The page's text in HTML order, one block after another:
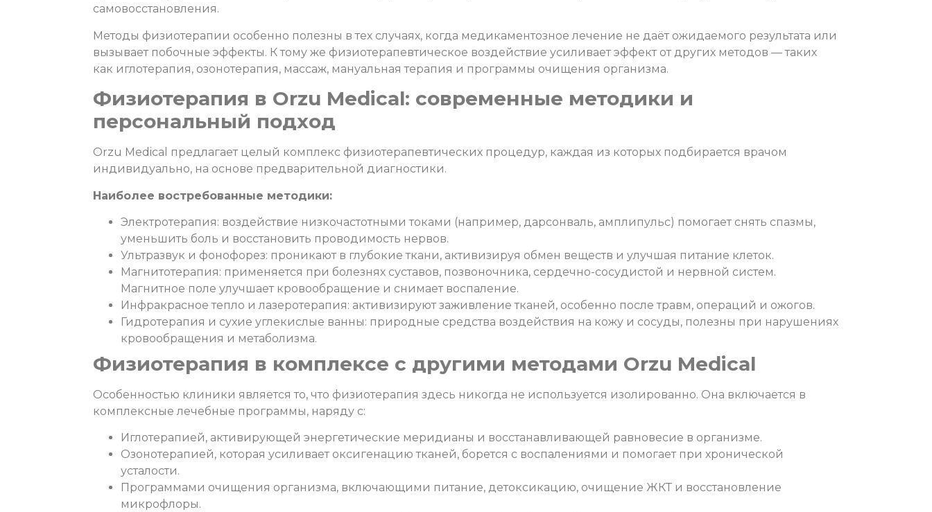
самовосстановления.
Методы физиотерапии особенно полезны в тех случаях, когда медикаментозное лечение не даёт ожидаемого результата или
вызывает побочные эффекты. К тому же физиотерапевтическое воздействие усиливает эффект от других методов — таких
как иглотерапия, озонотерапия, массаж, мануальная терапия и программы очищения организма.
Физиотерапия в Orzu Medical: современные методики и
персональный подход
Orzu Medical предлагает целый комплекс физиотерапевтических процедур, каждая из которых подбирается врачом
индивидуально, на основе предварительной диагностики.
Наиболее востребованные методики:
Электротерапия: воздействие низкочастотными токами (например, дарсонваль, амплипульс) помогает снять спазмы,
уменьшить боль и восстановить проводимость нервов.
Ультразвук и фонофорез: проникают в глубокие ткани, активизируя обмен веществ и улучшая питание клеток.
Магнитотерапия: применяется при болезнях суставов, позвоночника, сердечно-сосудистой и нервной систем.
Магнитное поле улучшает кровообращение и снимает воспаление.
Инфракрасное тепло и лазеротерапия: активизируют заживление тканей, особенно после травм, операций и ожогов.
Гидротерапия и сухие углекислые ванны: природные средства воздействия на кожу и сосуды, полезны при нарушениях
кровообращения и метаболизма.
Физиотерапия в комплексе с другими методами Orzu Medical
Особенностью клиники является то, что физиотерапия здесь никогда не используется изолированно. Она включается в
комплексные лечебные программы, наряду с:
Иглотерапией, активирующей энергетические меридианы и восстанавливающей равновесие в организме.
Озонотерапией, которая усиливает оксигенацию тканей, борется с воспалениями и помогает при хронической
усталости.
Программами очищения организма, включающими питание, детоксикацию, очищение ЖКТ и восстановление
микрофлоры.